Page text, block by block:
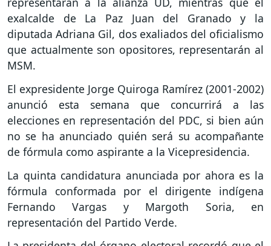
exalcalde de La Paz Juan del Granado y la
diputada Adriana Gil, dos exaliados del oficialismo
que actualmente son opositores, representarán al
MSM.
El expresidente Jorge Quiroga Ramírez (2001-2002)
anunció esta semana que concurrirá a las
elecciones en representación del PDC, si bien aún
no se ha anunciado quién será su acompañante
de fórmula como aspirante a la Vicepresidencia.
La quinta candidatura anunciada por ahora es la
fórmula conformada por el dirigente indígena
Fernando Vargas y Margoth Soria, en
representación del Partido Verde.